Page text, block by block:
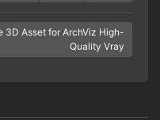
3D Asset for ArchViz High-
Quality Vray